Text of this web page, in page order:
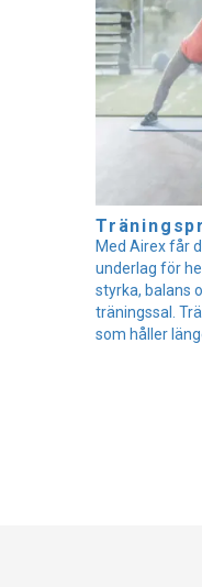
Med Airex får
underlag för
styrka, balans
träningssal.
som håller